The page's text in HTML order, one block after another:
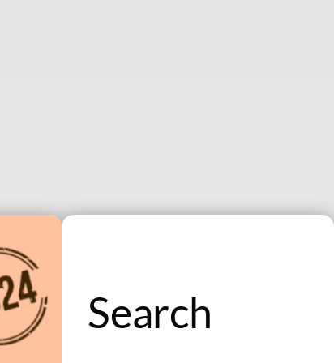
Search